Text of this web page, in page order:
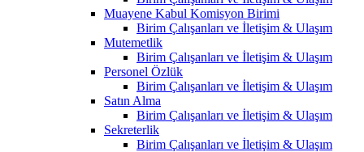
Muayene Kabul Komisyon Birimi
Birim Çalışanları ve İletişim & Ulaşım
Mutemetlik
Birim Çalışanları ve İletişim & Ulaşım
Personel Özlük
Birim Çalışanları ve İletişim & Ulaşım
Satın Alma
Birim Çalışanları ve İletişim & Ulaşım
Sekreterlik
Birim Çalışanları ve İletişim & Ulaşım